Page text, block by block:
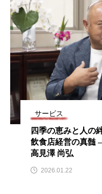
サービス
四季の恵みと人
飲食店経営の真髄
高見澤 尚弘
2026.01.22